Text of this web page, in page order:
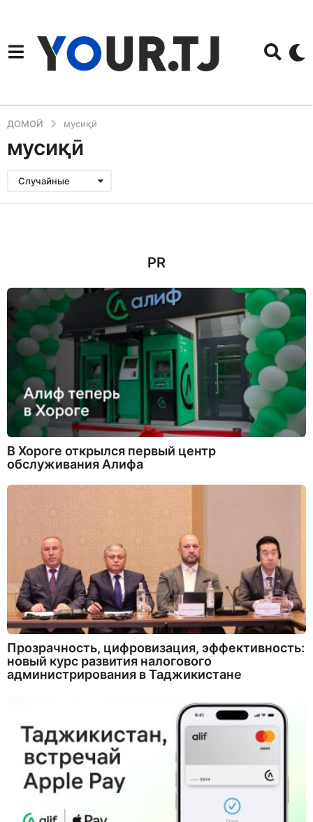
ДОМОЙ мусиқӣ
мусиқӣ
Случайные
PR
В Хороге открылся первый центр
обслуживания Алифа
Прозрачность, цифровизация, эффективность:
новый курс развития налогового
администрирования в Таджикистане